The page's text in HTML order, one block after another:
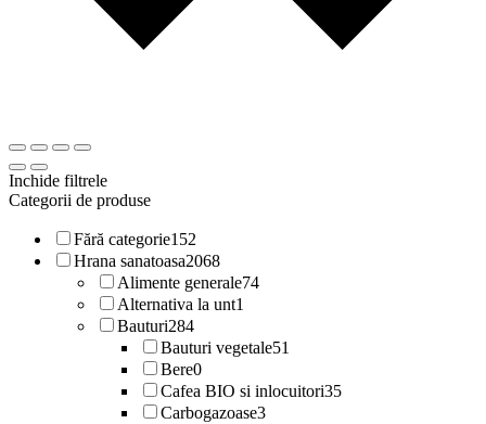
Inchide filtrele
Categorii de produse
Fără categorie152
Hrana sanatoasa2068
Alimente generale74
Alternativa la unt1
Bauturi284
Bauturi vegetale51
Bere0
Cafea BIO si inlocuitori35
Carbogazoase3